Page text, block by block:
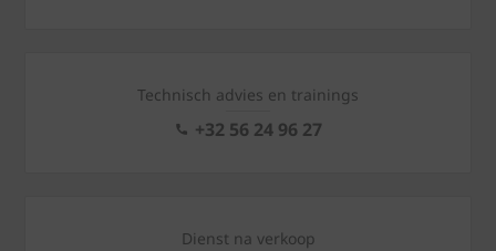
Technisch advies en trainings
+32 56 24 96 27
Dienst na verkoop